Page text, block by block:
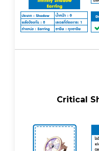
Critical